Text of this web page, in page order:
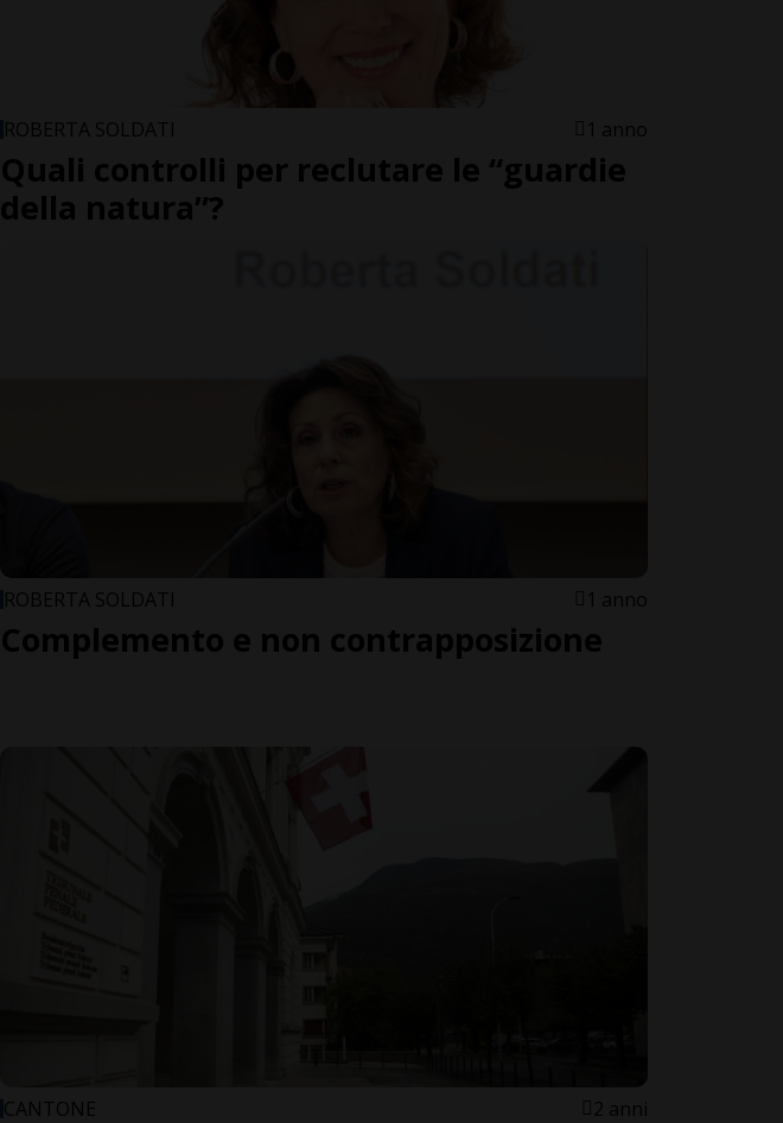
ROBERTA SOLDATI 1 anno
Quali controlli per reclutare le “guardie
della natura”?
ROBERTA SOLDATI 1 anno
Complemento e non contrapposizione
CANTONE 2 anni